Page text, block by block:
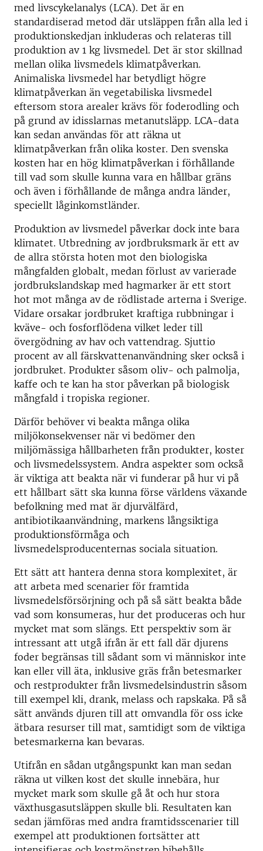
med livscykelanalys (LCA). Det är en
standardiserad metod där utsläppen från alla led i
produktionskedjan inkluderas och relateras till
produktion av 1 kg livsmedel. Det är stor skillnad
mellan olika livsmedels klimatpåverkan.
Animaliska livsmedel har betydligt högre
klimatpåverkan än vegetabiliska livsmedel
eftersom stora arealer krävs för foderodling och
på grund av idisslarnas metanutsläpp. LCA-data
kan sedan användas för att räkna ut
klimatpåverkan från olika koster. Den svenska
kosten har en hög klimatpåverkan i förhållande
till vad som skulle kunna vara en hållbar gräns
och även i förhållande de många andra länder,
speciellt låginkomstländer.
Produktion av livsmedel påverkar dock inte bara
klimatet. Utbredning av jordbruksmark är ett av
de allra största hoten mot den biologiska
mångfalden globalt, medan förlust av varierade
jordbrukslandskap med hagmarker är ett stort
hot mot många av de rödlistade arterna i Sverige.
Vidare orsakar jordbruket kraftiga rubbningar i
kväve- och fosforflödena vilket leder till
övergödning av hav och vattendrag. Sjuttio
procent av all färskvattenanvändning sker också i
jordbruket. Produkter såsom oliv- och palmolja,
kaffe och te kan ha stor påverkan på biologisk
mångfald i tropiska regioner.
Därför behöver vi beakta många olika
miljökonsekvenser när vi bedömer den
miljömässiga hållbarheten från produkter, koster
och livsmedelssystem. Andra aspekter som också
är viktiga att beakta när vi funderar på hur vi på
ett hållbart sätt ska kunna förse världens växande
befolkning med mat är djurvälfärd,
antibiotikaanvändning, markens långsiktiga
produktionsförmåga och
livsmedelsproducenternas sociala situation.
Ett sätt att hantera denna stora komplexitet, är
att arbeta med scenarier för framtida
livsmedelsförsörjning och på så sätt beakta både
vad som konsumeras, hur det produceras och hur
mycket mat som slängs. Ett perspektiv som är
intressant att utgå ifrån är ett fall där djurens
foder begränsas till sådant som vi människor inte
kan eller vill äta, inklusive gräs från betesmarker
och restprodukter från livsmedelsindustrin såsom
till exempel kli, drank, melass och rapskaka. På så
sätt används djuren till att omvandla för oss icke
ätbara resurser till mat, samtidigt som de viktiga
betesmarkerna kan bevaras.
Utifrån en sådan utgångspunkt kan man sedan
räkna ut vilken kost det skulle innebära, hur
mycket mark som skulle gå åt och hur stora
växthusgasutsläppen skulle bli. Resultaten kan
sedan jämföras med andra framtidsscenarier till
exempel att produktionen fortsätter att